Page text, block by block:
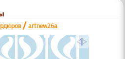
/artnew26a
a